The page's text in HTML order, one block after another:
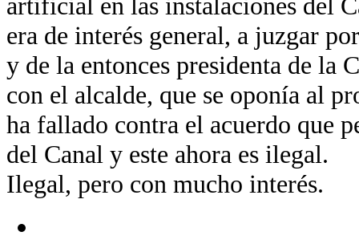
era de interés general, a juzgar
y de la entonces presidenta de la
con el alcalde, que se oponía al
ha fallado contra el acuerdo que
del Canal y este ahora es ilegal.
Ilegal, pero con mucho interés.